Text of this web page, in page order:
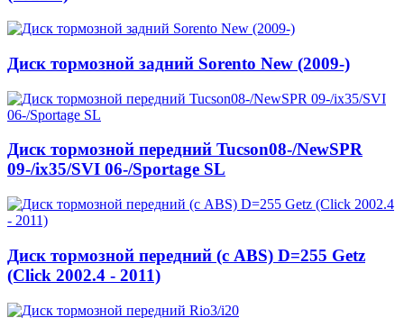
Диск тормозной задний Sorento New (2009-)
Диск тормозной передний Tucson08-/NewSPR
09-/ix35/SVI 06-/Sportage SL
Диск тормозной передний (с ABS) D=255 Getz
(Click 2002.4 - 2011)